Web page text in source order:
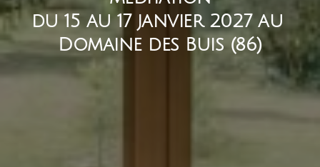
du 15 au 17 janvier 2027 au
Domaine des Buis (86)